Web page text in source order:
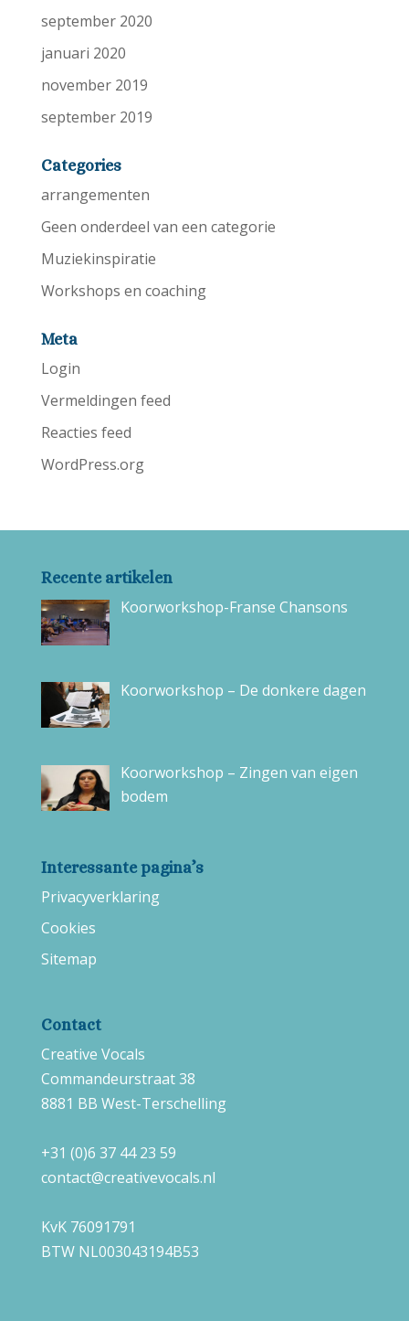
september 2020
januari 2020
november 2019
september 2019
Categories
arrangementen
Geen onderdeel van een categorie
Muziekinspiratie
Workshops en coaching
Meta
Login
Vermeldingen feed
Reacties feed
WordPress.org
Recente artikelen
Koorworkshop-Franse Chansons
Koorworkshop – De donkere dagen
Koorworkshop – Zingen van eigen
bodem
Interessante pagina’s
Privacyverklaring
Cookies
Sitemap
Contact
Creative Vocals
Commandeurstraat 38
8881 BB West-Terschelling
+31 (0)6 37 44 23 59
contact@creativevocals.nl
KvK 76091791
BTW NL003043194B53